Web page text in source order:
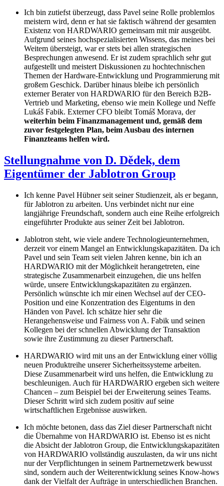
Ich bin zutiefst überzeugt, dass Pavel seine Rolle problemlos
meistern wird, denn er hat sie faktisch während der gesamten
Existenz von HARDWARIO gemeinsam mit mir ausgeübt.
Aufgrund seines hochspezialisierten Wissens, das meines bei
Weitem übersteigt, war er stets bei allen strategischen
Besprechungen anwesend. Er ist zudem sprachlich sehr gut
aufgestellt und meistert Diskussionen zu hochtechnischen
Themen der Hardware-Entwicklung und Programmierung mit
großem Geschick. Darüber hinaus bleibe ich persönlich
externer Berater von HARDWARIO für den Bereich B2B-
Vertrieb und Marketing, ebenso wie mein Kollege und Neffe
Lukáš Fabik. Externer CFO bleibt Tomáš Morava, der
weiterhin beim Finanzmanagement und, gemäß dem
zuvor festgelegten Plan, beim Ausbau des internen
Finanzteams helfen wird.
Stellungnahme von D. Dědek, dem
Eigentümer der Jablotron Group
Ich kenne Pavel Hübner seit seiner Studienzeit, als er begann,
für Jablotron zu arbeiten. Uns verbindet nicht nur eine
langjährige Freundschaft, sondern auch eine Reihe erfolgreich
eingeführter Produkte aus seiner Zeit bei Jablotron.
Jablotron steht, wie viele andere Technologieunternehmen,
derzeit vor einem Mangel an Entwicklungskapazitäten. Da ich
Pavel und sein Team seit vielen Jahren kenne, bin ich an
HARDWARIO mit der Möglichkeit herangetreten, eine
strategische Zusammenarbeit einzugehen, die uns helfen
würde, unsere Entwicklungskapazitäten zu ergänzen.
Persönlich wünschte ich mir einen Wechsel auf der CEO-
Position und eine Konzentration des Eigentums in den
Händen von Pavel. Ich schätze hier sehr die
Herangehensweise und Fairness von A. Fabik und seinen
Kollegen bei der schnellen Abwicklung der Transaktion
sowie ihre Zustimmung zu dieser Partnerschaft.
HARDWARIO wird mit uns an der Entwicklung einer völlig
neuen Produktreihe unserer Sicherheitssysteme arbeiten.
Diese Zusammenarbeit wird uns helfen, die Entwicklung zu
beschleunigen. Auch für HARDWARIO ergeben sich weitere
Chancen – zum Beispiel bei der Erweiterung seines Teams.
Dieser Schritt wird sich zudem positiv auf seine
wirtschaftlichen Ergebnisse auswirken.
Ich möchte betonen, dass das Ziel dieser Partnerschaft nicht
die Übernahme von HARDWARIO ist. Ebenso ist es nicht
die Absicht der Jablotron Group, die Entwicklungskapazitäten
von HARDWARIO vollständig auszulasten, da wir uns nicht
nur der Verpflichtungen in seinem Partnernetzwerk bewusst
sind, sondern auch der Weiterentwicklung seines Know-hows
dank der Vielfalt der Aufträge in unterschiedlichen Branchen.